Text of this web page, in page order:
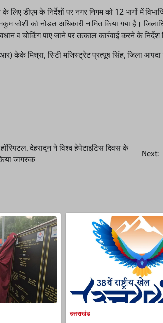
डीएम के निर्देशों पर नगर निगम को 12 भागों में
जोशी को नोडल अधिकारी नामित किया गया है।
व चोकिंग पाए जाने पर तत्काल कार्रवाई करने के निर्देश
केके मिश्रा, सिटी मजिस्ट्रेट प्रत्यूष सिंह, जिला
देहरादून ने विश्व हेपेटाइटिस दिवस के
जागरुक
Next:
उत्तराखंड